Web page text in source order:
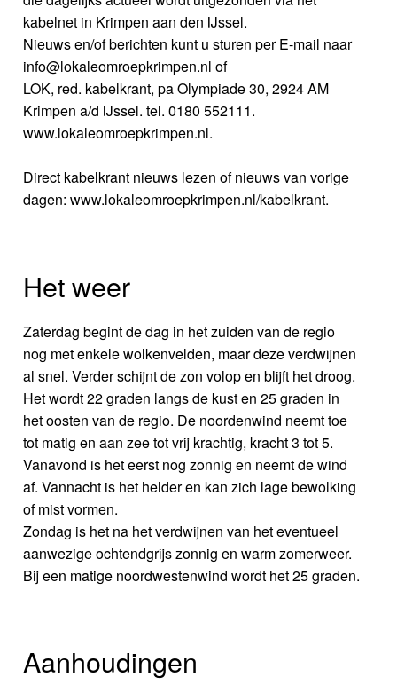
kabelnet in Krimpen aan den IJssel.
Nieuws en/of berichten kunt u sturen per E-mail naar
info@lokaleomroepkrimpen.nl of
LOK, red. kabelkrant, pa Olympiade 30, 2924 AM
Krimpen a/d IJssel. tel. 0180 552111.
www.lokaleomroepkrimpen.nl.
Direct kabelkrant nieuws lezen of nieuws van vorige
dagen: www.lokaleomroepkrimpen.nl/kabelkrant.
Het weer
Zaterdag begint de dag in het zuiden van de regio
nog met enkele wolkenvelden, maar deze verdwijnen
al snel. Verder schijnt de zon volop en blijft het droog.
Het wordt 22 graden langs de kust en 25 graden in
het oosten van de regio. De noordenwind neemt toe
tot matig en aan zee tot vrij krachtig, kracht 3 tot 5.
Vanavond is het eerst nog zonnig en neemt de wind
af. Vannacht is het helder en kan zich lage bewolking
of mist vormen.
Zondag is het na het verdwijnen van het eventueel
aanwezige ochtendgrijs zonnig en warm zomerweer.
Bij een matige noordwestenwind wordt het 25 graden.
Aanhoudingen